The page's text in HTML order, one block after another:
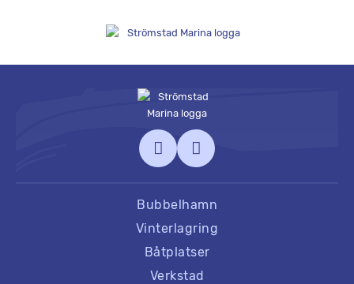
Bubbelhamn
Vinterlagring
Båtplatser
Verkstad